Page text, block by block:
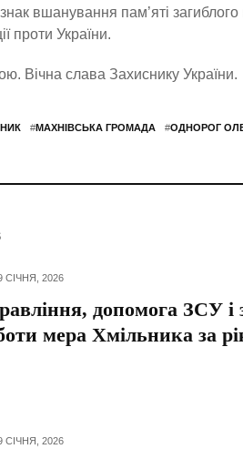
вшанування пам’яті загиблого
проти України.
Вічна слава Захиснику України.
#МАХНІВСЬКА ГРОМАДА #ОДНОРОГ
СІЧНЯ, 2026
допомога ЗСУ
мера Хмільника за
СІЧНЯ, 2026